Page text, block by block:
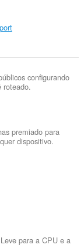
configurando
roteado.
premiado para
dispositivo.
para a CPU e a